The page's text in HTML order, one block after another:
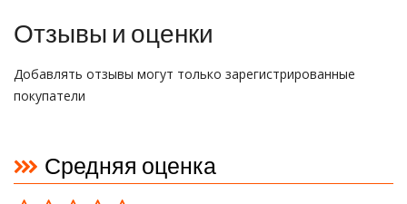
Отзывы и оценки
Добавлять отзывы могут только зарегистрированные
покупатели
Средняя оценка